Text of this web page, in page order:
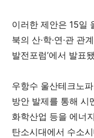
이러한 제안은 15일
북의 산·학·연·관 관
발전포럼’에서 발표
우항수 울산테크노
방안 발제를 통해 시
화학산업 등을 에너
탄소시대에서 수소